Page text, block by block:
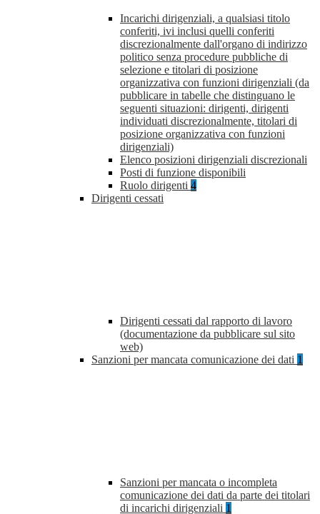
Incarichi dirigenziali, a qualsiasi titolo
conferiti, ivi inclusi quelli conferiti
discrezionalmente dall'organo di indirizzo
politico senza procedure pubbliche di
selezione e titolari di posizione
organizzativa con funzioni dirigenziali (da
pubblicare in tabelle che distinguano le
seguenti situazioni: dirigenti, dirigenti
individuati discrezionalmente, titolari di
posizione organizzativa con funzioni
dirigenziali)
Elenco posizioni dirigenziali discrezionali
Posti di funzione disponibili
Ruolo dirigenti 4
Dirigenti cessati
Dirigenti cessati dal rapporto di lavoro
(documentazione da pubblicare sul sito
web)
Sanzioni per mancata comunicazione dei dati 1
Sanzioni per mancata o incompleta
comunicazione dei dati da parte dei titolari
di incarichi dirigenziali 1